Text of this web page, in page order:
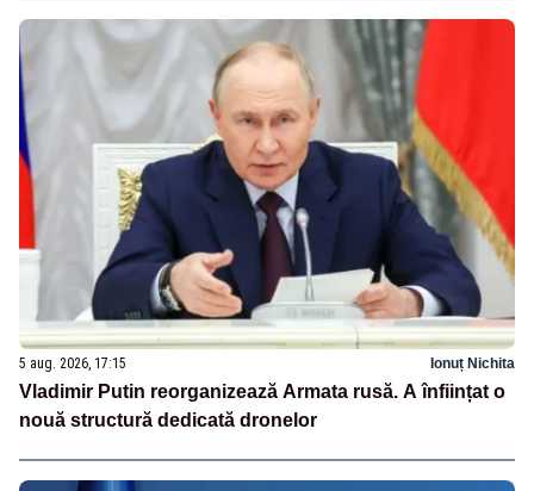
5 aug. 2026, 17:15 Ionuț Nichita
Vladimir Putin reorganizează Armata rusă. A înființat o
nouă structură dedicată dronelor